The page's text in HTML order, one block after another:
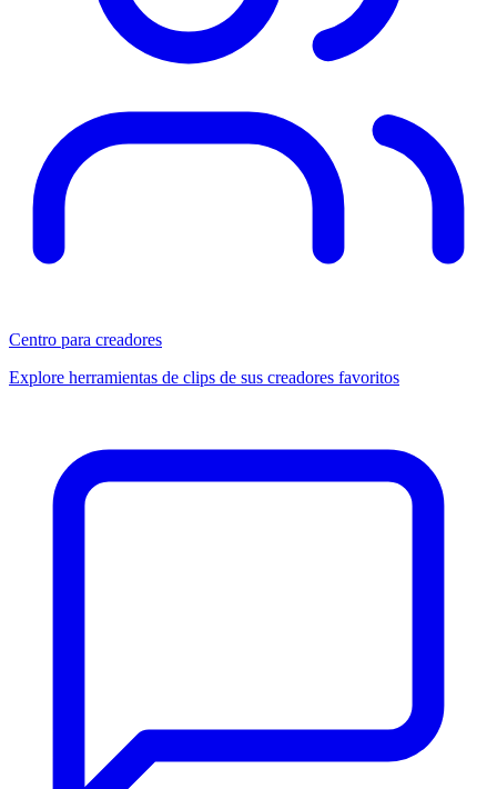
Centro para creadores
Explore herramientas de clips de sus creadores favoritos